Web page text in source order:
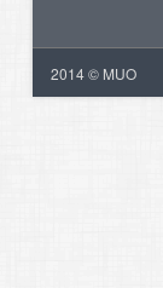
2014 © MUO